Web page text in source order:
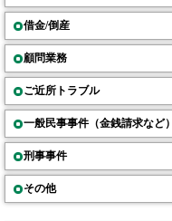
借金/倒産
顧問業務
ご近所トラブル
一般民事事件（金銭請求など）
刑事事件
その他